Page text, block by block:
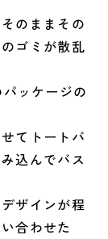
そのままその
ゴミが散乱
ッケージの
てトートバ
込んでバス
ザインが程
合わせた